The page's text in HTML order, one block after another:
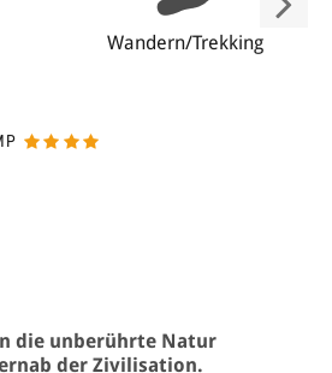
Wandern/Trekking
die unberührte Natur
der Zivilisation.